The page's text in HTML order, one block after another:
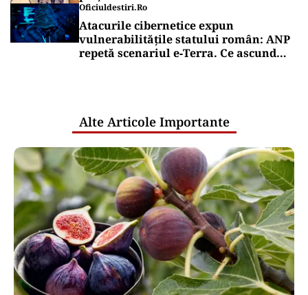
Oficiuldestiri.ro
Atacurile cibernetice expun
vulnerabilitățile statului român: ANP
repetă scenariul e‑Terra. Ce ascund
Alte Articole Importante